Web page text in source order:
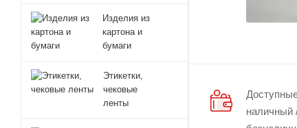
наличный
Изделия из
картона и
бумаги
Этикетки,
чековые
ленты